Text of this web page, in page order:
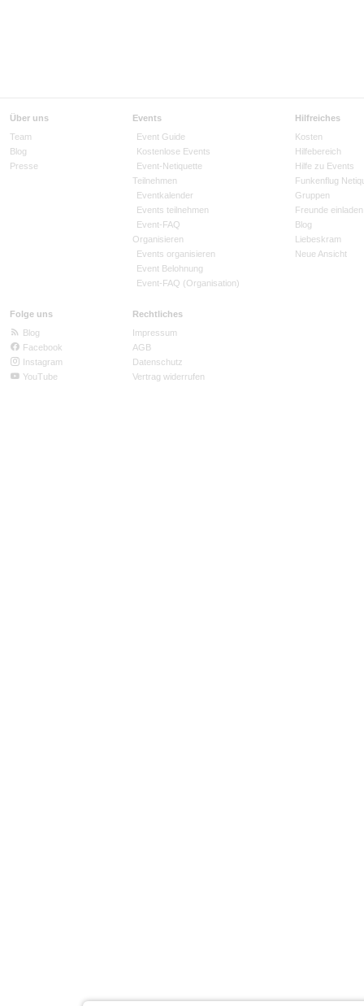
Über uns
Team
Blog
Presse
Events
Event Guide
Kostenlose Events
Event-Netiquette
Teilnehmen
Eventkalender
Events teilnehmen
Event-FAQ
Organisieren
Events organisieren
Event Belohnung
Event-FAQ (Organisation)
Hilfreiches
Kosten
Hilfebereich
Hilfe zu Events
Funkenflug
Gruppen
Freunde einladen
Blog
Liebeskram
Neue Ansicht
Folge uns
Blog
Facebook
Instagram
YouTube
Rechtliches
Impressum
AGB
Datenschutz
Vertrag widerrufen